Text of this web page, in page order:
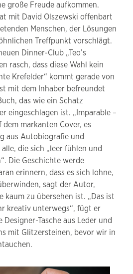
große Freude aufkommen.
mit David Olszewski offenbart
Menschen, der Lösungen
Treffpunkt vorschlägt.
Dinner-Club „Teo’s
rasch, dass diese Wahl kein
Krefelder“ kommt gerade von
mit dem Inhaber befreundet
das wie ein Schatz
eingeschlagen ist. „Imparable –
markanten Cover, es
aus Autobiografie und
die sich „leer fühlen und
Die Geschichte werde
erinnern, dass es sich lohne,
sagt der Autor,
kaum zu übersehen ist. „Das ist
kreativ unterwegs“, fügt er
Tasche aus Leder und
mit Glitzersteinen, bevor wir in